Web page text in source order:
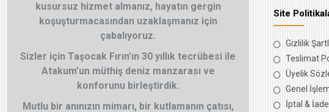
kusursuz hizmet almanız, hayatın gergin
koşuşturmacasından uzaklaşmanız için
çabalıyoruz.
Sizler için Taşocak Fırın’ın 30 yıllık tecrübesi ile
Atakum’un müthiş deniz manzarası ve
konforunu birleştirdik.
Mutlu bir anınızın mimarı, bir kutlamanın çatısı,
Site
Gizlilik
Teslimat
Üyelik
Genel
İptal &